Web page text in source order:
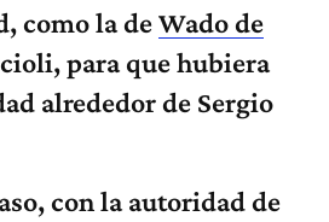
como la deWado de
para que hubiera
alrededor de Sergio
con la autoridad de